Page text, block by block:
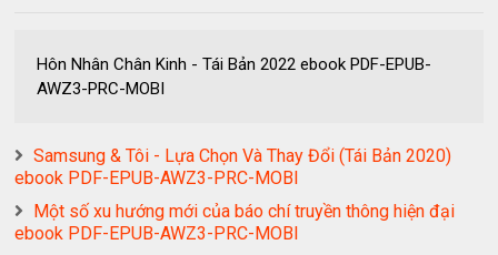
Hôn Nhân Chân Kinh - Tái Bản 2022 ebook PDF-EPUB-
AWZ3-PRC-MOBI
Samsung & Tôi - Lựa Chọn Và Thay Đổi (Tái Bản 2020)
ebook PDF-EPUB-AWZ3-PRC-MOBI
Một số xu hướng mới của báo chí truyền thông hiện đại
ebook PDF-EPUB-AWZ3-PRC-MOBI